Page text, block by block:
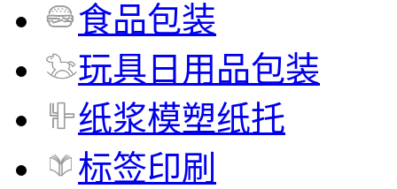
食品包装
玩具日用品包装
纸浆模塑纸托
标签印刷